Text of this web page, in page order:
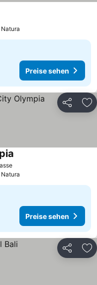
Preise sehen
Teilen
Preise sehen
Teilen